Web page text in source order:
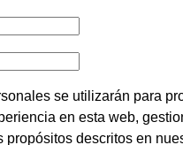
se utilizarán para
en esta web,
propósitos descritos en